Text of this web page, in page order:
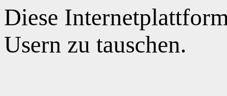
Diese
Usern zu tauschen.